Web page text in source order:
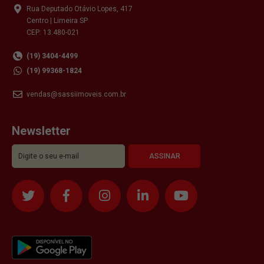
Rua Deputado Otávio Lopes, 417
Centro | Limeira SP
CEP: 13.480-021
(19) 3404-4499
(19) 99368-1824
vendas@sassiimoveis.com.br
Newsletter